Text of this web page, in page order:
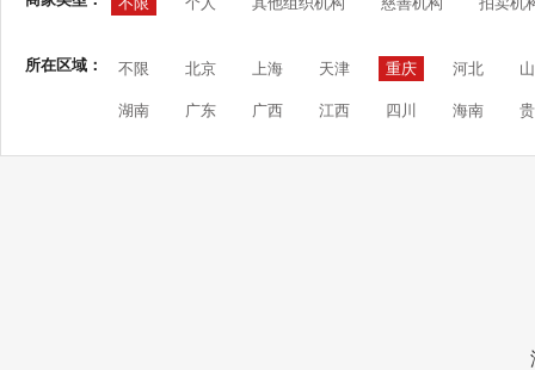
所在区域： 不限 北京 上海 天津 重庆 河北
湖南 广东 广西 江西 四川 海南